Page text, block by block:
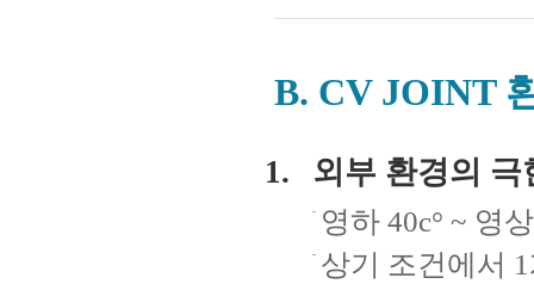
B. CV JOINT
외부 환경의
영하 40c° ~ 영
상기 조건에서